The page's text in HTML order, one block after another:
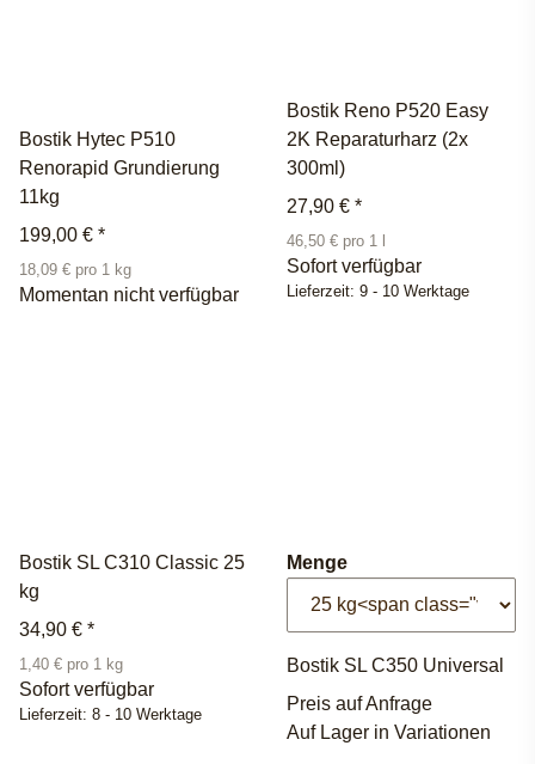
Bostik Hytec P510
Renorapid Grundierung
11kg
199,00 € *
18,09 € pro 1 kg
Momentan nicht verfügbar
Bostik Reno P520 Easy
2K Reparaturharz (2x
300ml)
27,90 € *
46,50 € pro 1 l
Sofort verfügbar
Lieferzeit: 9 - 10 Werktage
Bostik SL C310 Classic 25
kg
34,90 € *
1,40 € pro 1 kg
Sofort verfügbar
Lieferzeit: 8 - 10 Werktage
Menge
Bostik SL C350 Universal
Preis auf Anfrage
Auf Lager in Variationen